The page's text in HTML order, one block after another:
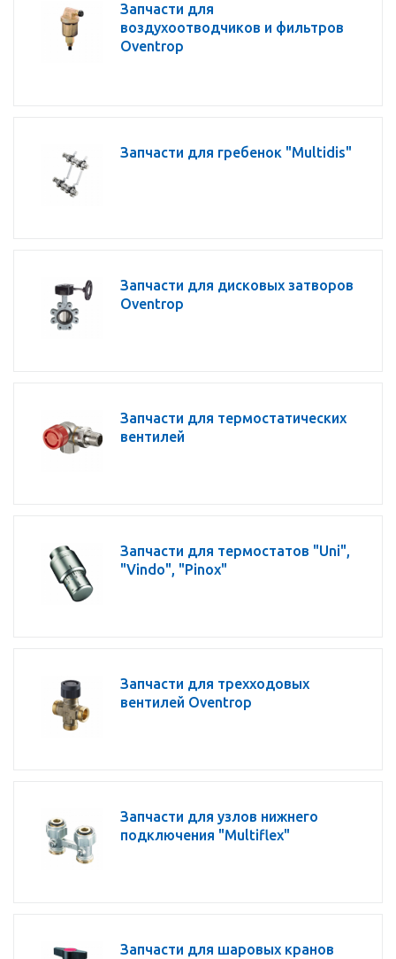
Запчасти для
воздухоотводчиков и фильтров
Oventrop
Запчасти для гребенок "Multidis"
Запчасти для дисковых затворов
Oventrop
Запчасти для термостатических
вентилей
Запчасти для термостатов "Uni",
"Vindo", "Pinox"
Запчасти для трехходовых
вентилей Oventrop
Запчасти для узлов нижнего
подключения "Multiflex"
Запчасти для шаровых кранов